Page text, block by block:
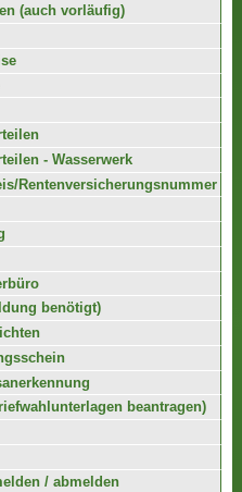
(auch vorläufig)
- Wasserwerk
Rentenversicherungsnummer
benötigt)
beantragen)
/ abmelden